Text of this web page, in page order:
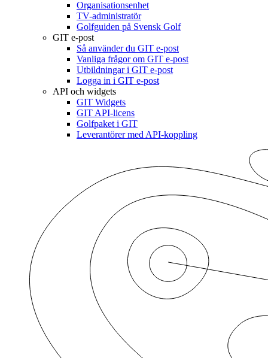
Organisationsenhet
TV-administratör
Golfguiden på Svensk Golf
GIT e-post
Så använder du GIT e-post
Vanliga frågor om GIT e-post
Utbildningar i GIT e-post
Logga in i GIT e-post
API och widgets
GIT Widgets
GIT API-licens
Golfpaket i GIT
Leverantörer med API-koppling